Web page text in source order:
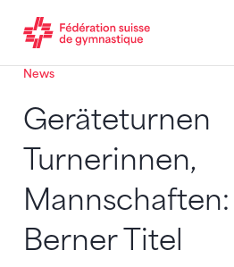
Passer au contenu
Naviguer vers le plan du siten
JavaScript est nécessaire pour
News
Geräteturnen
Turnerinnen,
Berner Titel